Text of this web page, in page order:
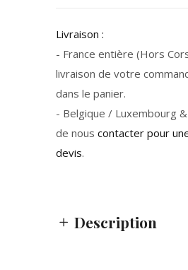
Livraison :
- France entière (Hors
livraison de votre
dans le panier.
- Belgique / Luxembourg
de nous contacter pour
devis.
Description